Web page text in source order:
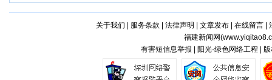
关于我们 服务条款 法律声明 文章发布| 在线留言|
福建新闻网(
有害短信息举报 | 阳光·绿色网络工程 |